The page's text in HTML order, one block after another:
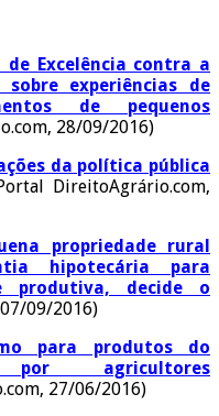
Excelência contra a
experiências de
de pequenos
28/09/2016)
da política pública
DireitoAgrário.com,
propriedade rural
hipotecária para
produtiva, decide o
09/2016)
para produtos do
agricultores
27/06/2016)